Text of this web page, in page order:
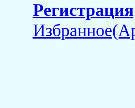
Регистрация